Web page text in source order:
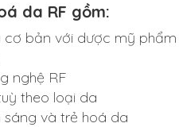
da RF gồm:
cơ bản với dược mỹ phẩm
nghệ RF
theo loại da
sáng và trẻ hoá da